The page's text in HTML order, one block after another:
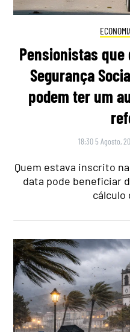
Pensionistas
Segurança
podem ter um
18:30 5 Agosto,
Quem estava inscrito
data pode beneficiar
cálculo